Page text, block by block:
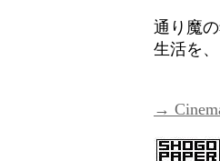
通り魔
生活を
→